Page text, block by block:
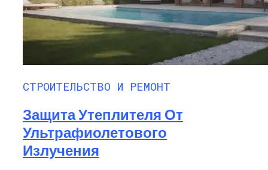
СТРОИТЕЛЬСТВО И РЕМОНТ
Защита Утеплителя От
Ультрафиолетового
Излучения